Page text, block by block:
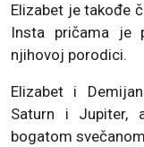
Elizabet je takođe
Insta pričama je
njihovoj porodici.
Elizabet i
Saturn i Jupiter,
bogatom